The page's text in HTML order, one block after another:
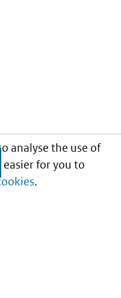
analyse the use of
for you to
.